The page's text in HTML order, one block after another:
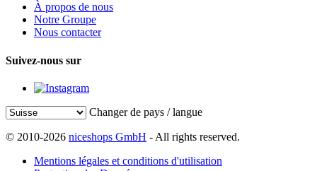
À propos de nous
Notre Groupe
Nous contacter
Suivez-nous sur
Changer de pays / langue
© 2010-2026 niceshops GmbH - All rights reserved.
Mentions légales et conditions d'utilisation